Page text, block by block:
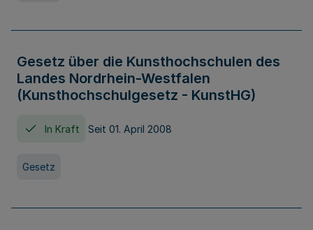
Gesetz über die Kunsthochschulen des
Landes Nordrhein-Westfalen
(Kunsthochschulgesetz - KunstHG)
In Kraft Seit 01. April 2008
Gesetz